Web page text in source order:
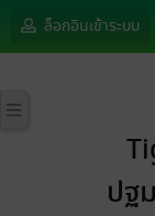
ล็อกอินเข้าระบบ
ปฐ